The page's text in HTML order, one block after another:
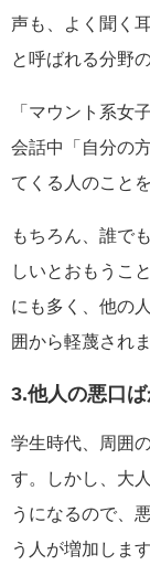
声も、よく聞く
と呼ばれる分野
「マウント系女
会話中「自分の
てくる人のこと
もちろん、誰で
しいとおもうこ
にも多く、他の
囲から軽蔑されま
3.他人の悪口ば
学生時代、周囲
す。しかし、大
うになるので、
う人が増加します